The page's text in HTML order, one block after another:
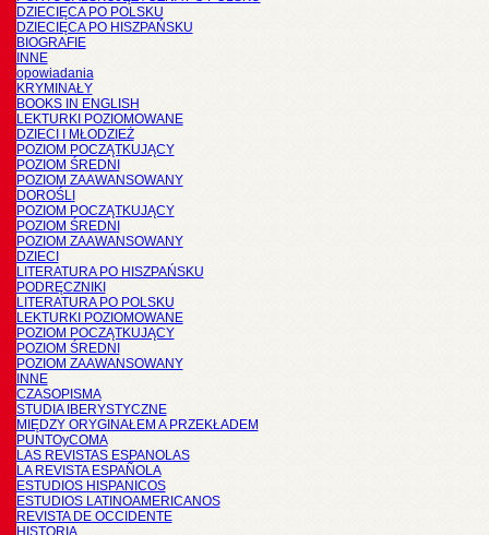
DZIECIĘCA PO POLSKU
DZIECIĘCA PO HISZPAŃSKU
BIOGRAFIE
INNE
opowiadania
KRYMINAŁY
BOOKS IN ENGLISH
LEKTURKI POZIOMOWANE
DZIECI I MŁODZIEŻ
POZIOM POCZĄTKUJĄCY
POZIOM ŚREDNI
POZIOM ZAAWANSOWANY
DOROŚLI
POZIOM POCZĄTKUJĄCY
POZIOM ŚREDNI
POZIOM ZAAWANSOWANY
DZIECI
LITERATURA PO HISZPAŃSKU
PODRĘCZNIKI
LITERATURA PO POLSKU
LEKTURKI POZIOMOWANE
POZIOM POCZĄTKUJĄCY
POZIOM ŚREDNI
POZIOM ZAAWANSOWANY
INNE
CZASOPISMA
STUDIA IBERYSTYCZNE
MIĘDZY ORYGINAŁEM A PRZEKŁADEM
PUNTOyCOMA
LAS REVISTAS ESPANOLAS
LA REVISTA ESPAÑOLA
ESTUDIOS HISPANICOS
ESTUDIOS LATINOAMERICANOS
REVISTA DE OCCIDENTE
HISTORIA